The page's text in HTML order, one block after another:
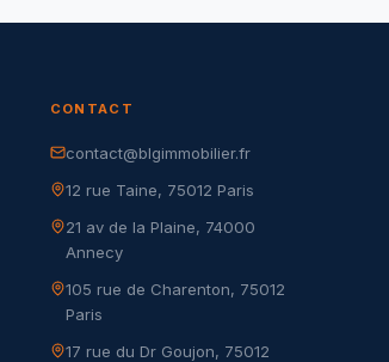
CONTACT
contact@blgimmobilier.fr
12 rue Taine, 75012 Paris
21 av de la Plaine, 74000
Annecy
105 rue de Charenton, 75012
Paris
17 rue du Dr Goujon, 75012